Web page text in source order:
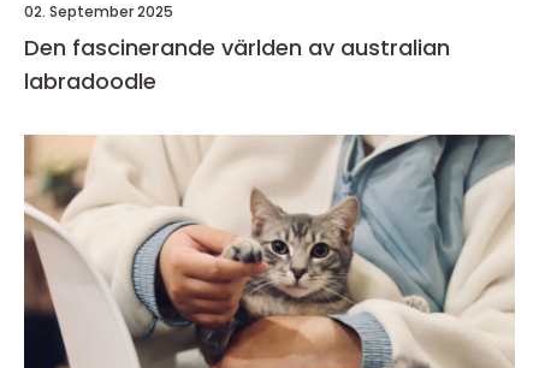
02. September 2025
Den fascinerande världen av australian
labradoodle